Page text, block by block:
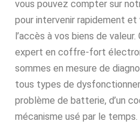
vous pouvez compter sur
pour intervenir rapidement et
l’accès à vos biens de
expert en coffre-fort
sommes en mesure de
tous types de
problème de batterie, d’un
mécanisme usé par le